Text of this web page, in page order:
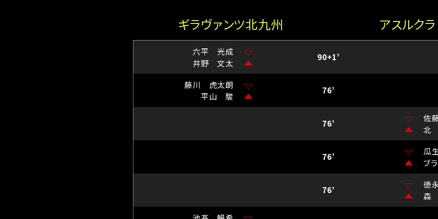
ギラヴァンツ北九州 アスルク
六平 光成
井野 文太
90+1’
藤川 虎太朗
平山 駿
76’
76’
佐
北
76’
瓜
ブ
76’
徳
森